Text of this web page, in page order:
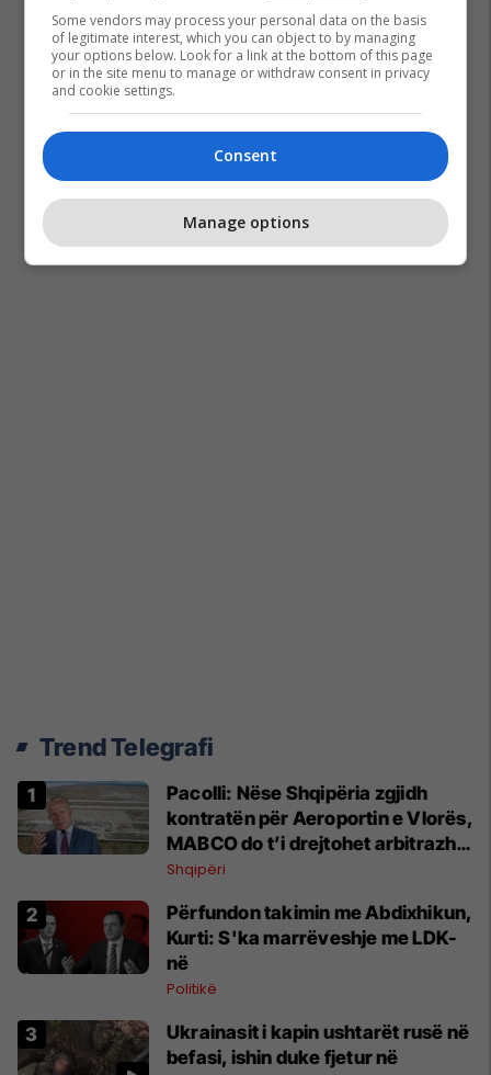
Trend Telegrafi
Pacolli: Nëse Shqipëria zgjidh
kontratën për Aeroportin e Vlorës,
MABCO do t’i drejtohet arbitrazhit
ndërkombëtar
Shqipëri
Përfundon takimin me Abdixhikun,
Kurti: S'ka marrëveshje me LDK-
në
Politikë
Ukrainasit i kapin ushtarët rusë në
befasi, ishin duke fjetur në
Some vendors may process your personal data on the basis
of legitimate interest, which you can object to by managing
your options below. Look for a link at the bottom of this page
or in the site menu to manage or withdraw consent in privacy
and cookie settings.
Consent
Manage options